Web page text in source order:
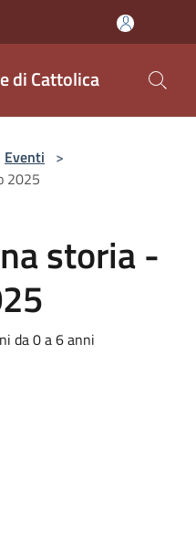
di Cattolica
Eventi >
2025
storia -
da 0 a 6 anni